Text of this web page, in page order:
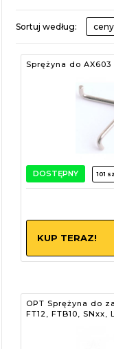
Sortuj według: sort
Sprężyna do AX603
DOSTĘPNY 101
KUP TERAZ!
OPT Sprężyna do
FT12, FTB10, SNxx,